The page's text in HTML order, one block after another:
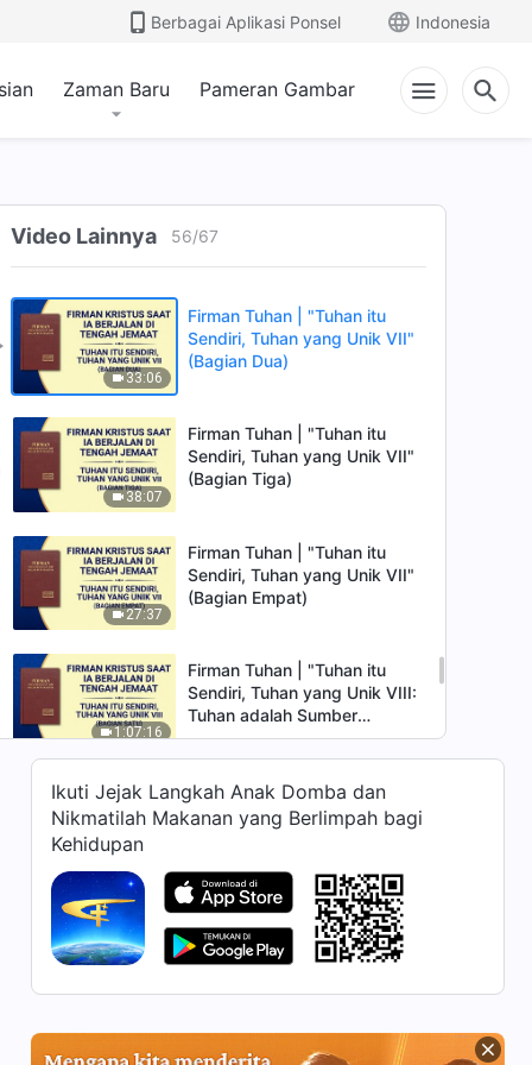
Berbagai Aplikasi Ponsel Indonesia
Zaman Baru Pameran Gambar
Video Lainnya 56/67
51:53
(Bagian Tiga)
Firman Tuhan | "Tuhan itu
Sendiri, Tuhan yang Unik VI:
(Bagian Satu)
33:06
Firman Tuhan | "Tuhan itu
Sendiri, Tuhan yang Unik VII"
(Bagian Dua)
38:07
Firman Tuhan | "Tuhan itu
Sendiri, Tuhan yang Unik VII"
(Bagian Tiga)
27:37
Firman Tuhan | "Tuhan itu
Sendiri, Tuhan yang Unik VII"
(Bagian Empat)
1:07:16
Firman Tuhan | "Tuhan itu
Sendiri, Tuhan yang Unik VIII:
Tuhan adalah Sumber
Kehidupan bagi Segala
Sesuatu (II)" (Bagian Satu)
54:55
Firman Tuhan | "Tuhan itu
Sendiri, Tuhan yang Unik VIII:
Tuhan adalah Sumber
Sesuatu (II)" (Bagian Dua)
38:07
Firman Tuhan | "Tuhan itu
Sendiri, Tuhan yang Unik IX:
Tuhan Adalah Sumber
Sesuatu (III)" (Bagian Satu)
Sendiri, Tuhan yang Unik IX:
Ikuti Jejak Langkah Anak Domba dan
Nikmatilah Makanan yang Berlimpah bagi
Kehidupan